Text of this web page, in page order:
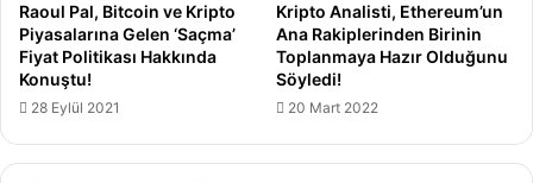
Raoul Pal, Bitcoin ve Kripto
Piyasalarına Gelen ‘Saçma’
Fiyat Politikası Hakkında
Konuştu!
28 Eylül 2021
Kripto Analisti, Ethereum’un
Ana Rakiplerinden Birinin
Toplanmaya Hazır Olduğunu
Söyledi!
20 Mart 2022